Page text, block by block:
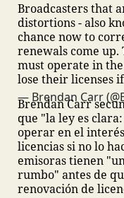
Broadcasters that
distortions - also
chance now to
renewals come up.
must operate in
lose their licenses
— Brendan Carr
Brendan Carr
que "la ley es
operar en el
licencias si no lo
emisoras tienen
rumbo" antes de
renovación de